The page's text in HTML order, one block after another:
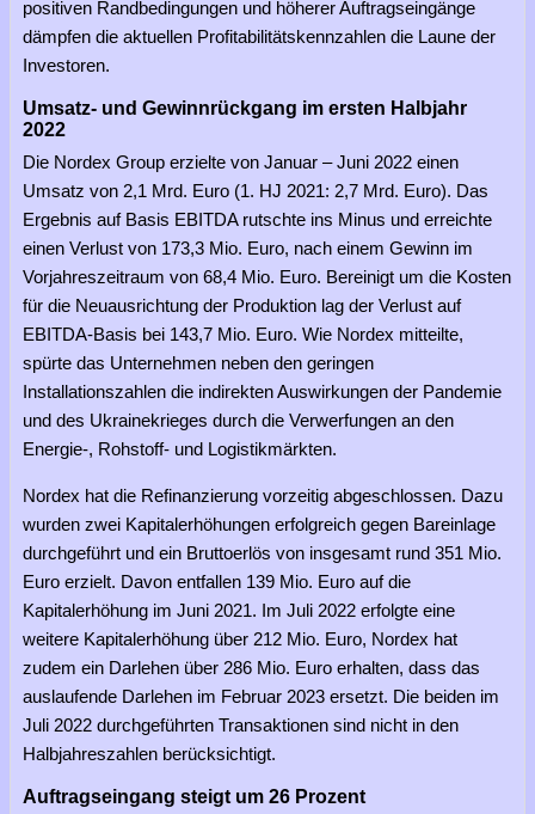
positiven Randbedingungen und höherer Auftragseingänge
dämpfen die aktuellen Profitabilitätskennzahlen die Laune der
Investoren.
Umsatz- und Gewinnrückgang im ersten Halbjahr
2022
Die Nordex Group erzielte von Januar – Juni 2022 einen
Umsatz von 2,1 Mrd. Euro (1. HJ 2021: 2,7 Mrd. Euro). Das
Ergebnis auf Basis EBITDA rutschte ins Minus und erreichte
einen Verlust von 173,3 Mio. Euro, nach einem Gewinn im
Vorjahreszeitraum von 68,4 Mio. Euro. Bereinigt um die Kosten
für die Neuausrichtung der Produktion lag der Verlust auf
EBITDA-Basis bei 143,7 Mio. Euro. Wie Nordex mitteilte,
spürte das Unternehmen neben den geringen
Installationszahlen die indirekten Auswirkungen der Pandemie
und des Ukrainekrieges durch die Verwerfungen an den
Energie-, Rohstoff- und Logistikmärkten.
Nordex hat die Refinanzierung vorzeitig abgeschlossen. Dazu
wurden zwei Kapitalerhöhungen erfolgreich gegen Bareinlage
durchgeführt und ein Bruttoerlös von insgesamt rund 351 Mio.
Euro erzielt. Davon entfallen 139 Mio. Euro auf die
Kapitalerhöhung im Juni 2021. Im Juli 2022 erfolgte eine
weitere Kapitalerhöhung über 212 Mio. Euro, Nordex hat
zudem ein Darlehen über 286 Mio. Euro erhalten, dass das
auslaufende Darlehen im Februar 2023 ersetzt. Die beiden im
Juli 2022 durchgeführten Transaktionen sind nicht in den
Halbjahreszahlen berücksichtigt.
Auftragseingang steigt um 26 Prozent